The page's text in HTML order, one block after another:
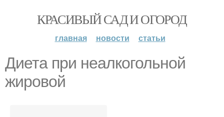
КРАСИВЫЙ САД И ОГОРОД
главная новости статьи
Диета при неалкогольной
жировой